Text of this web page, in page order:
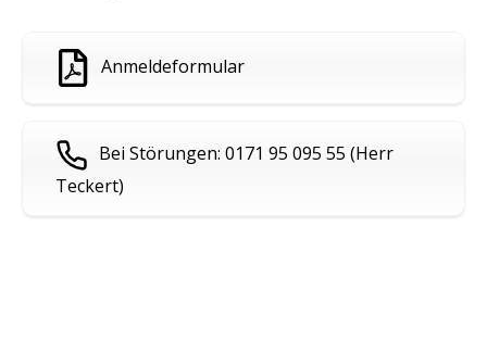
Anmeldeformular
Bei Störungen: 0171 95 095 55 (Herr
Teckert)